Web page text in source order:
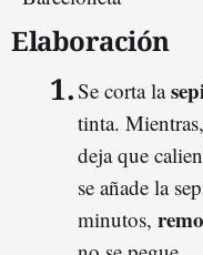
Elaboración
Se corta la
tinta.
deja que
se añade la
minutos,